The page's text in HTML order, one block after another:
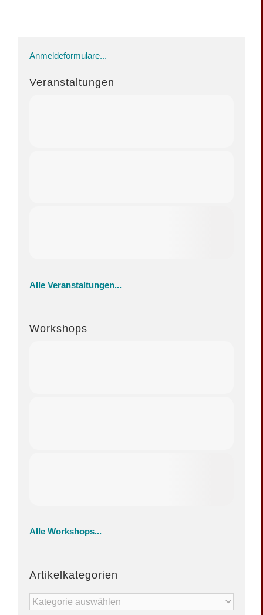
Anmeldeformulare...
Veranstaltungen
Alle Veranstaltungen...
Workshops
Alle Workshops...
Artikelkategorien
Artikelkategorien